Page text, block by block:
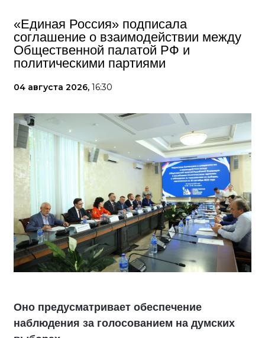
«Единая Россия» подписала
соглашение о взаимодействии между
Общественной палатой РФ и
политическими партиями
04 августа 2026, 16:30
Оно предусматривает обеспечение
наблюдения за голосованием на думских